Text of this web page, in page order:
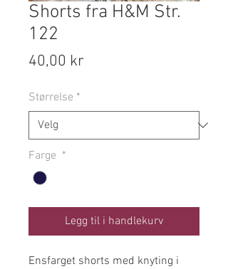
Shorts fra H&M Str.
122
40,00 kr
Størrelse *
Farge *
Legg til i handlekurv
Ensfarget shorts med knyting i